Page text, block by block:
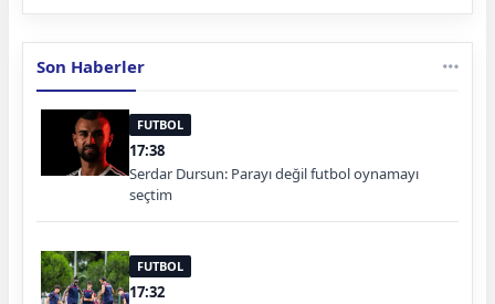
Son Haberler
FUTBOL
17:38
Serdar Dursun: Parayı değil futbol oynamayı
seçtim
FUTBOL
17:32